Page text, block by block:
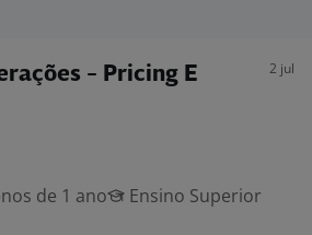
- Pricing E
2 jul
de 1 ano
Ensino Superior